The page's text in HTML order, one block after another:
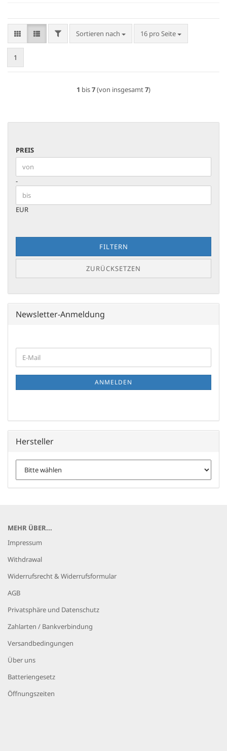
FILTERSortieren nach
Sortieren nach 16 pro Seite
pro Seite
1
1 bis7(von insgesamt7)
PREIS
PREIS
Preis bis
-
EUR
FILTERN
ZURÜCKSETZEN
Newsletter-Anmeldung
ZUR
NEWSLETTER-
E-
Mail
ANMELDEN
Hersteller
MEHR ÜBER...
Impressum
Withdrawal
Widerrufsrecht & Widerrufsformular
AGB
Privatsphäre und Datenschutz
Zahlarten / Bankverbindung
Versandbedingungen
Über uns
Batteriengesetz
Öffnungszeiten